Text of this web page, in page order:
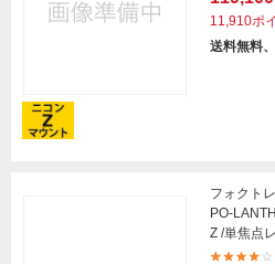
11,910ポ
送料無料
フォクト
PO-
Z /単焦点